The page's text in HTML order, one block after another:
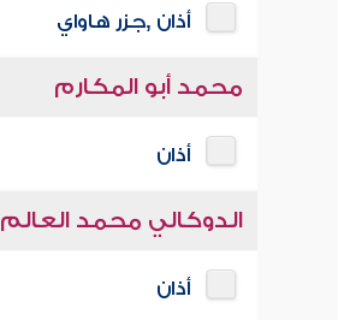
أذان ,جزر هاواي
محمد أبو المكارم
أذان
الدوكالي محمد العالم
أذان